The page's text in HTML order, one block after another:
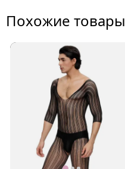
Похожие товары